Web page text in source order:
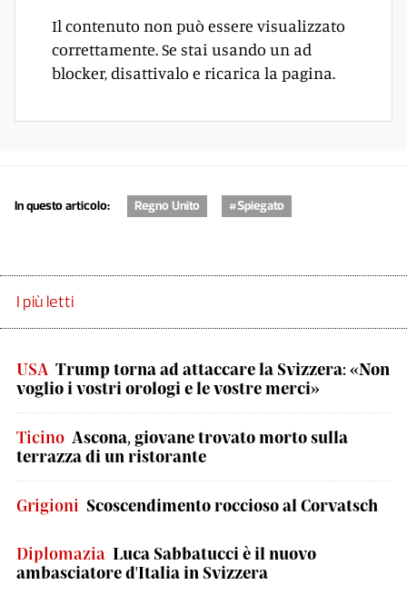
Il contenuto non può essere visualizzato
correttamente. Se stai usando un ad
blocker, disattivalo e ricarica la pagina.
In questo articolo: Regno Unito #Spiegato
I più letti
USA Trump torna ad attaccare la Svizzera: «Non
voglio i vostri orologi e le vostre merci»
Ticino Ascona, giovane trovato morto sulla
terrazza di un ristorante
Grigioni Scoscendimento roccioso al Corvatsch
Diplomazia Luca Sabbatucci è il nuovo
ambasciatore d'Italia in Svizzera